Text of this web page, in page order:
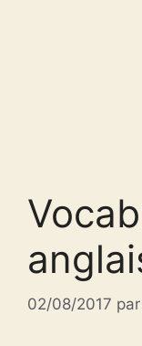
02/08/2017 par